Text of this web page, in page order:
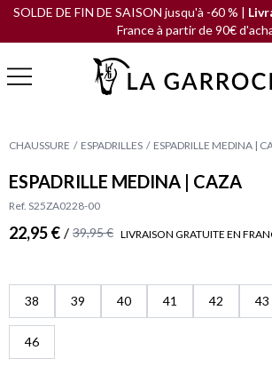
SOLDE DE FIN DE SAISON jusqu'à -60 % |
France à partir de 90€
CHAUSSURE ESPADRILLES ESPADRILLE MEDINA |
ESPADRILLE MEDINA | CAZA
Ref. S25ZA0228-00
22,95 € / 39,95 € LIVRAISON GRATUITE EN
38 39 40 41 42 43
46